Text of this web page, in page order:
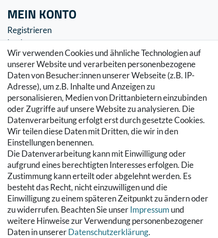
Wir verwenden Cookies und ähnliche Technologien auf
unserer Website und verarbeiten personenbezogene
Daten von Besucher:innen unserer Webseite (z.B. IP-
Adresse), um z.B. Inhalte und Anzeigen zu
personalisieren, Medien von Drittanbietern einzubinden
oder Zugriffe auf unsere Website zu analysieren. Die
Datenverarbeitung erfolgt erst durch gesetzte Cookies.
Wir teilen diese Daten mit Dritten, die wir in den
Einstellungen benennen.
Die Datenverarbeitung kann mit Einwilligung oder
aufgrund eines berechtigten Interesses erfolgen. Die
Zustimmung kann erteilt oder abgelehnt werden. Es
besteht das Recht, nicht einzuwilligen und die
Einwilligung zu einem späteren Zeitpunkt zu ändern oder
zu widerrufen. Beachten Sie unserImpressum und
weitere Hinweise zur Verwendung personenbezogener
Daten in unsererDaten­schutz­erklärung.
MEIN KONTO
Registrieren
Login
SERVICE
Zahlung & Versand
Warenkorb
Zur Kasse
Hilfe
RECHTLICHES
Kontakt
Datenschutzerklärung
AGB
Impressum
Hinweise zur Batterieentsorgung
Widerrufs­recht